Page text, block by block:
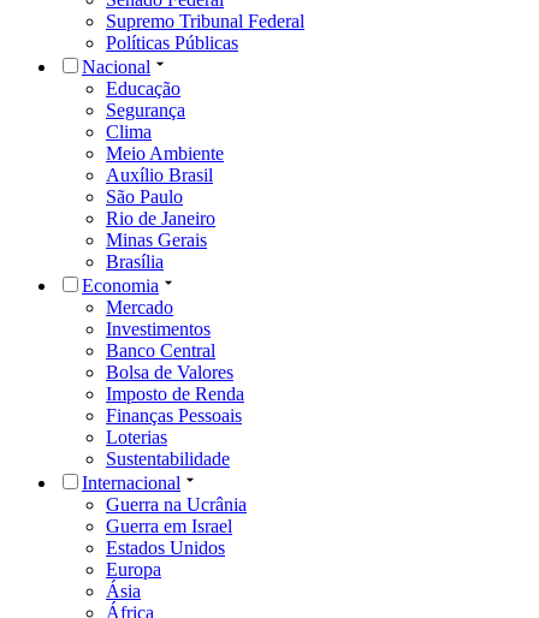
Supremo Tribunal Federal
Políticas Públicas
Nacional
Educação
Segurança
Clima
Meio Ambiente
Auxílio Brasil
São Paulo
Rio de Janeiro
Minas Gerais
Brasília
Economia
Mercado
Investimentos
Banco Central
Bolsa de Valores
Imposto de Renda
Finanças Pessoais
Loterias
Sustentabilidade
Internacional
Guerra na Ucrânia
Guerra em Israel
Estados Unidos
Europa
Ásia
África